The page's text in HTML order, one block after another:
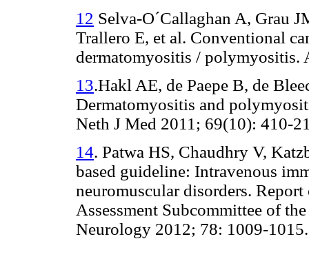
12 Selva-O´Callaghan A, Grau
Trallero E, et al. Conventional
dermatomyositis / polymyositis.
13.Hakl AE, de Paepe B, de
Dermatomyositis and
Neth J Med 2011; 69(10): 410-
14. Patwa HS, Chaudhry V,
based guideline: Intravenous
neuromuscular disorders.
Assessment Subcommittee of
Neurology 2012; 78: 1009-1015.